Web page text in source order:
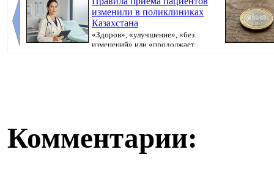
изменили в поликлиниках
Казахстана
«Здоров», «улучшение», «без
изменений» или «продолжает
Комментарии: